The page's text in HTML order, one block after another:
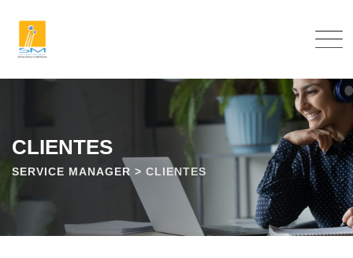
CLIENTES
SERVICE MANAGER > CLIENTES